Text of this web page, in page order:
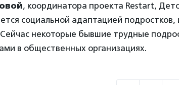
, координатора проекта Restart,
социальной адаптацией
некоторые бывшие трудные
в общественных организациях.